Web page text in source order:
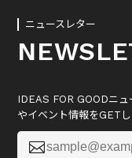
ニュースレター
IDEAS FOR GOODニュ
やイベント情報をGETし
